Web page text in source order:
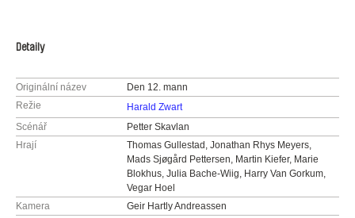
Detaily
Originální název
Den 12. mann
Režie
Harald Zwart
Scénář
Petter Skavlan
Hrají
Thomas Gullestad, Jonathan Rhys Meyers,
Mads Sjøgård Pettersen, Martin Kiefer, Marie
Blokhus, Julia Bache-Wiig, Harry Van Gorkum,
Vegar Hoel
Kamera
Geir Hartly Andreassen